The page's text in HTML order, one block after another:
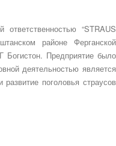
“STRAUS
районе Ферганской
Богистон. Предприятие было
деятельностью является
поголовья страусов